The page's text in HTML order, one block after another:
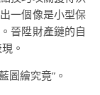
一個像是小型保
晉陞財產鏈的自
。
圖繪究竟”。